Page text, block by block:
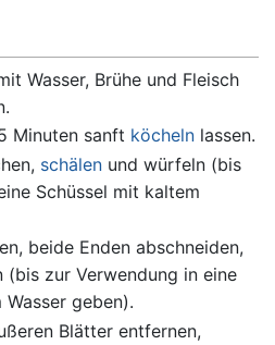
Wasser, Brühe und Fleisch
Minuten sanft köchelnlassen.
schälenund würfeln (bis
Schüssel mit kaltem
beide Enden abschneiden,
(bis zur Verwendung in eine
geben).
Blätter entfernen,